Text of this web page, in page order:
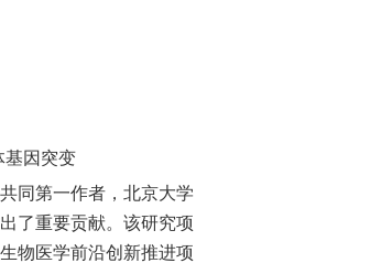
因突变
同第一作者，北京大学
了重要贡献。该研究项
物医学前沿创新推进项